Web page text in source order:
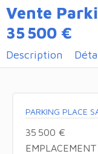
Vente
35 500 €
Description
PARKING PLACE
35 500 €